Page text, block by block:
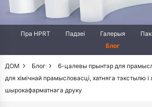
Пра HPRT Падзеі Галерыя
Блог
ДОМ Блог
6-цалевы прынтэр для
для хімічнай прамысловасці, хатняга тэкстылю і
шырокафарматнага друку